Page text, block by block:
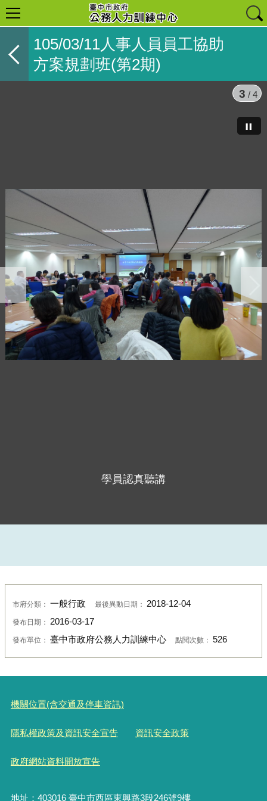
105/03/11人事人員員工協助
方案規劃班(第2期)
學員認真聽講
3 / 4
市府分類： 一般行政 最後異動日期： 2018-12-04
發布日期： 2016-03-17
發布單位： 臺中市政府公務人力訓練中心 點閱次數： 526
機關位置(含交通及停車資訊)
隱私權政策及資訊安全宣告 資訊安全政策
政府網站資料開放宣告
地址：403016 臺中市西區東興路3段246號9樓